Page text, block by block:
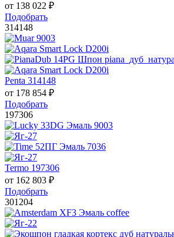
от 138 022 ₽
Подобрать
314148
Penta 314148
от 178 854 ₽
Подобрать
197306
Termo 197306
от 162 803 ₽
Подобрать
301204